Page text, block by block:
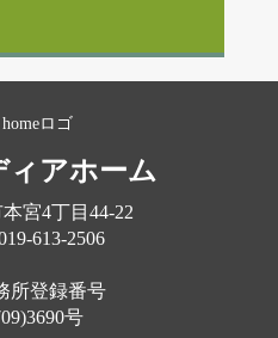
ィアホーム
宮4丁目44-22
613-2506
所登録番号
号